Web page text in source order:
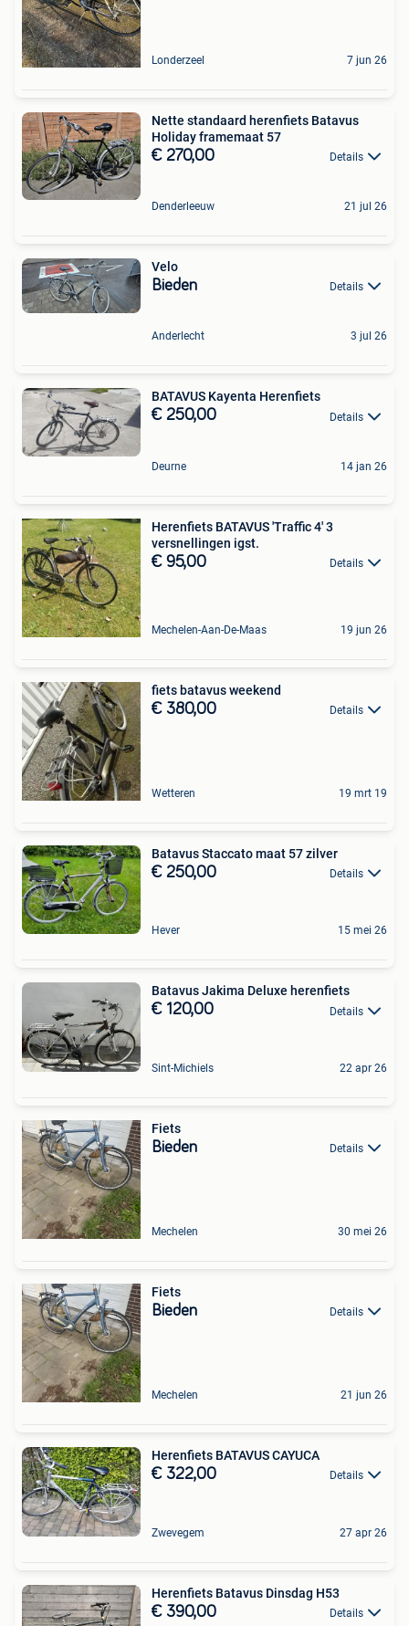
Londerzeel 7 jun 26
Nette standaard herenfiets Batavus
Holiday framemaat 57
€ 270,00 Details
Denderleeuw 21 jul 26
Velo
Bieden Details
Anderlecht 3 jul 26
BATAVUS Kayenta Herenfiets
€ 250,00 Details
Deurne 14 jan 26
Herenfiets BATAVUS 'Traffic 4' 3
versnellingen igst.
€ 95,00 Details
Mechelen-Aan-De-Maas 19 jun 26
fiets batavus weekend
€ 380,00 Details
Wetteren 19 mrt 19
Batavus Staccato maat 57 zilver
€ 250,00 Details
Hever 15 mei 26
Batavus Jakima Deluxe herenfiets
€ 120,00 Details
Sint-Michiels 22 apr 26
Fiets
Bieden Details
Mechelen 30 mei 26
Fiets
Bieden Details
Mechelen 21 jun 26
Herenfiets BATAVUS CAYUCA
€ 322,00 Details
Zwevegem 27 apr 26
Herenfiets Batavus Dinsdag H53
€ 390,00 Details